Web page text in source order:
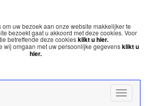
uw bezoek aan onze website makkelijker te
bezoekt gaat u akkoord met deze cookies. Voor
betreffende deze cookiesklikt u hier.
wij omgaan met uw persoonlijke gegevensklikt u
hier.